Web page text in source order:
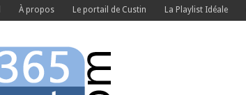
À propos Le portail de Custin La Playlist Idéale